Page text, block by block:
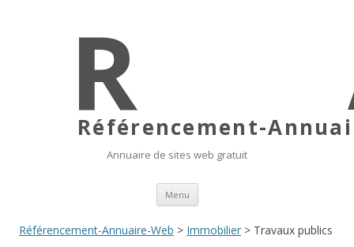
Référencement-
Annuaire de sites web gratuit
Menu Aller au contenu principal
Référencement-Annuaire-Web > Immobilier > Travaux publics